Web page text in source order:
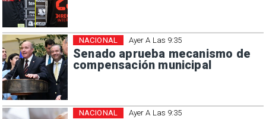
Ayer A Las 9:35
Senado aprueba mecanismo de
compensación municipal
NACIONAL
Ayer A Las 9:35
NACIONAL